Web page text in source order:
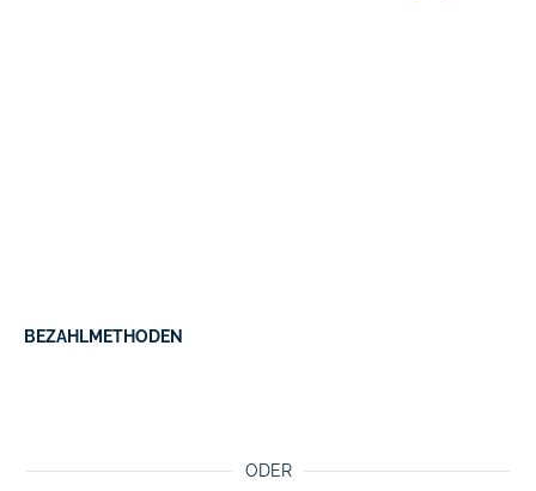
ODER
BEZAHLMETHODEN